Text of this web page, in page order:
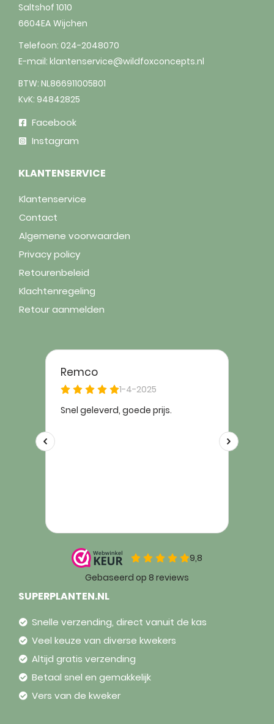
Saltshof 1010
6604EA Wijchen
Telefoon: 024-2048070
E-mail: klantenservice@wildfoxconcepts.nl
BTW: NL866911005B01
KvK: 94842825
Facebook
Instagram
KLANTENSERVICE
Klantenservice
Contact
Algemene voorwaarden
Privacy policy
Retourenbeleid
Klachtenregeling
Retour aanmelden
SUPERPLANTEN.NL
Snelle verzending, direct vanuit de kas
Veel keuze van diverse kwekers
Altijd gratis verzending
Betaal snel en gemakkelijk
Vers van de kweker